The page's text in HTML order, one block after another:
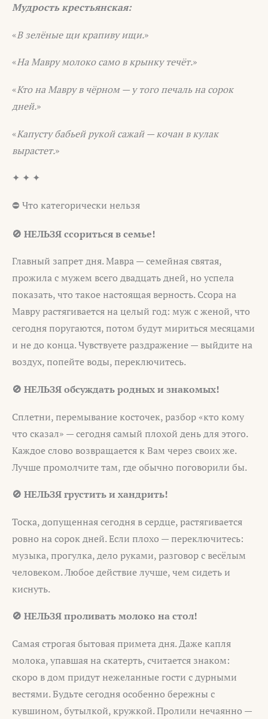
Мудрость крестьянская:
«В зелёные щи крапиву ищи.»
«На Мавру молоко само в крынку течёт.»
«Кто на Мавру в чёрном — у того печаль на сорок
дней.»
«Капусту бабьей рукой сажай — кочан в кулак
вырастет.»
✦ ✦ ✦
⛔ Что категорически нельзя
🚫 НЕЛЬЗЯ ссориться в семье!
Главный запрет дня. Мавра — семейная святая,
прожила с мужем всего двадцать дней, но успела
показать, что такое настоящая верность. Ссора на
Мавру растягивается на целый год: муж с женой, что
сегодня поругаются, потом будут мириться месяцами
и не до конца. Чувствуете раздражение — выйдите на
воздух, попейте воды, переключитесь.
🚫 НЕЛЬЗЯ обсуждать родных и знакомых!
Сплетни, перемывание косточек, разбор «кто кому
что сказал» — сегодня самый плохой день для этого.
Каждое слово возвращается к Вам через своих же.
Лучше промолчите там, где обычно поговорили бы.
🚫 НЕЛЬЗЯ грустить и хандрить!
Тоска, допущенная сегодня в сердце, растягивается
ровно на сорок дней. Если плохо — переключитесь:
музыка, прогулка, дело руками, разговор с весёлым
человеком. Любое действие лучше, чем сидеть и
киснуть.
🚫 НЕЛЬЗЯ проливать молоко на стол!
Самая строгая бытовая примета дня. Даже капля
молока, упавшая на скатерть, считается знаком:
скоро в дом придут нежеланные гости с дурными
вестями. Будьте сегодня особенно бережны с
кувшином, бутылкой, кружкой. Пролили нечаянно —